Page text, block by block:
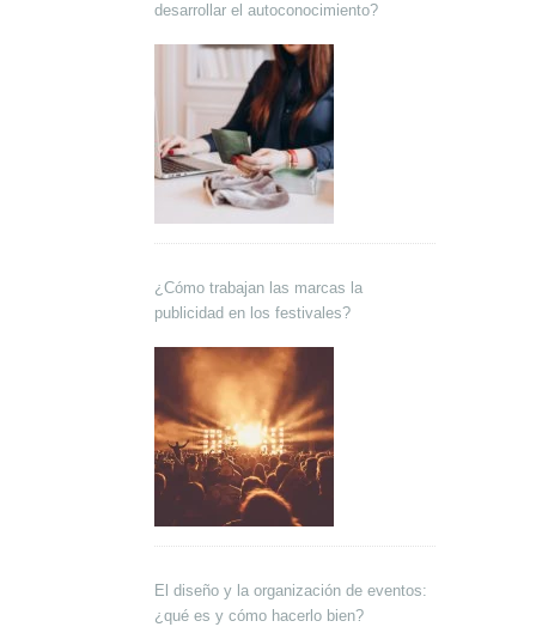
desarrollar el autoconocimiento?
¿Cómo trabajan las marcas la
publicidad en los festivales?
El diseño y la organización de eventos:
¿qué es y cómo hacerlo bien?